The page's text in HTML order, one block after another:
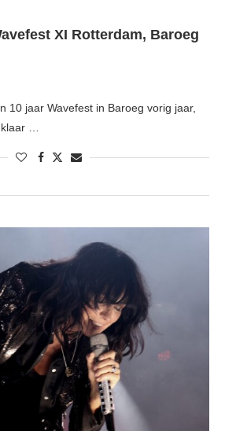
XI Rotterdam, Baroeg
10 jaar Wavefest in Baroeg vorig jaar,
klaar …